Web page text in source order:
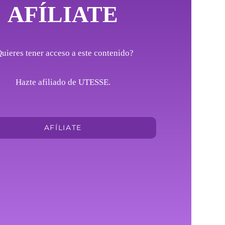
AFÍLIATE
tener acceso a este contenido?
Hazte afiliado de UTESSE.
AFÍLIATE